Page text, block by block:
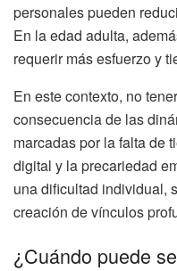
personales pueden
En la edad adulta,
requerir más esfuerzo y
En este contexto, no
consecuencia de las
marcadas por la falta de
digital y la precariedad
una dificultad individual,
creación de vínculos
¿Cuándo puede